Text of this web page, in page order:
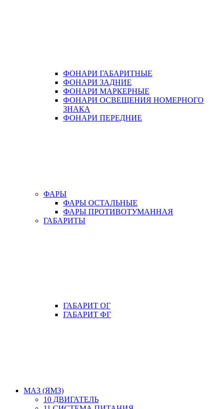
ФОНАРИ ГАБАРИТНЫЕ
ФОНАРИ ЗАДНИЕ
ФОНАРИ МАРКЕРНЫЕ
ФОНАРИ ОСВЕЩЕНИЯ НОМЕРНОГО
ЗНАКА
ФОНАРИ ПЕРЕДНИЕ
ФАРЫ
ФАРЫ ОСТАЛЬНЫЕ
ФАРЫ ПРОТИВОТУМАННАЯ
ГАБАРИТЫ
ГАБАРИТ ОГ
ГАБАРИТ ФГ
МАЗ (ЯМЗ)
10 ДВИГАТЕЛЬ